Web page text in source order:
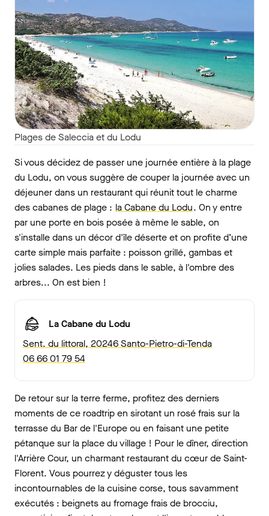
Plages de Saleccia et du Lodu
Si vous décidez de passer une journée entière à la plage
du Lodu, on vous suggère de couper la journée avec un
déjeuner dans un restaurant qui réunit tout le charme
des cabanes de plage : la Cabane du Lodu. On y entre
par une porte en bois posée à même le sable, on
s'installe dans un décor d'île déserte et on profite d’une
carte simple mais parfaite : poisson grillé, gambas et
jolies salades. Les pieds dans le sable, à l'ombre des
arbres... On est bien !
La Cabane du Lodu
Sent. du littoral, 20246 Santo-Pietro-di-Tenda
06 66 01 79 54
De retour sur la terre ferme, profitez des derniers
moments de ce roadtrip en sirotant un rosé frais sur la
terrasse du Bar de l'Europe ou en faisant une petite
pétanque sur la place du village ! Pour le dîner, direction
l'Arrière Cour, un charmant restaurant du cœur de Saint-
Florent. Vous pourrez y déguster tous les
incontournables de la cuisine corse, tous savamment
exécutés : beignets au fromage frais de brocciu,